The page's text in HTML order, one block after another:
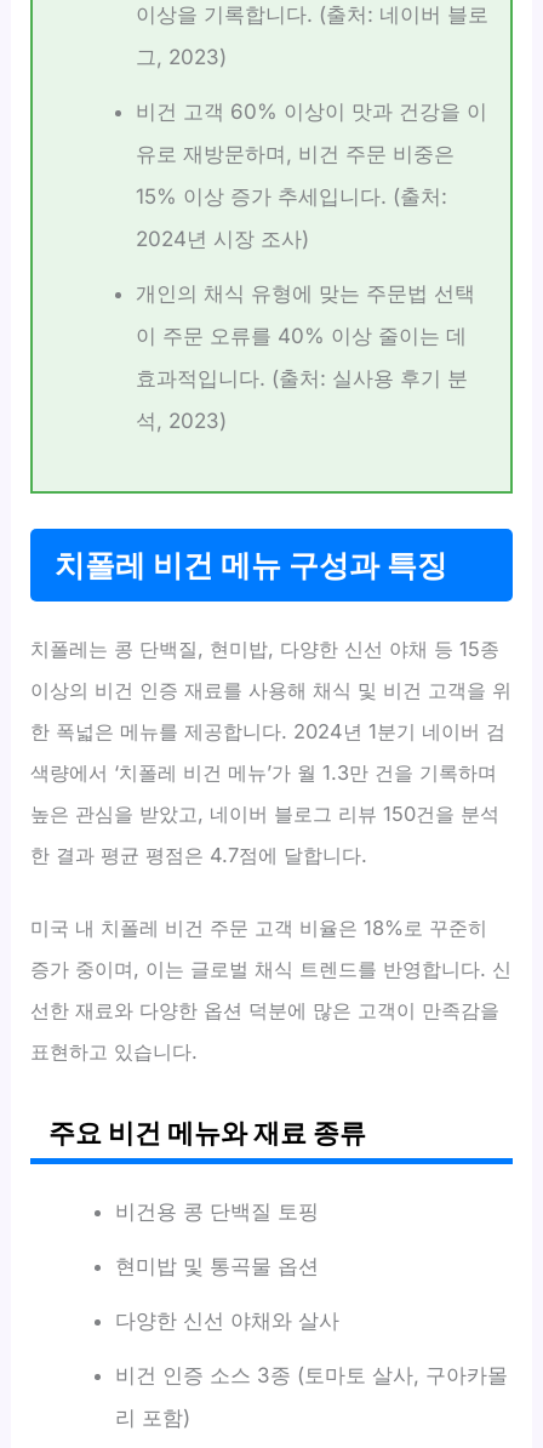
이상을 기록합니다. (출처: 네이버 블로
그, 2023)
비건 고객 60% 이상이 맛과 건강을 이
유로 재방문하며, 비건 주문 비중은
15% 이상 증가 추세입니다. (출처:
2024년 시장 조사)
개인의 채식 유형에 맞는 주문법 선택
이 주문 오류를 40% 이상 줄이는 데
효과적입니다. (출처: 실사용 후기 분
석, 2023)
치폴레 비건 메뉴 구성과 특징
치폴레는 콩 단백질, 현미밥, 다양한 신선 야채 등 15종
이상의 비건 인증 재료를 사용해 채식 및 비건 고객을 위
한 폭넓은 메뉴를 제공합니다. 2024년 1분기 네이버 검
색량에서 ‘치폴레 비건 메뉴’가 월 1.3만 건을 기록하며
높은 관심을 받았고, 네이버 블로그 리뷰 150건을 분석
한 결과 평균 평점은 4.7점에 달합니다.
미국 내 치폴레 비건 주문 고객 비율은 18%로 꾸준히
증가 중이며, 이는 글로벌 채식 트렌드를 반영합니다. 신
선한 재료와 다양한 옵션 덕분에 많은 고객이 만족감을
표현하고 있습니다.
주요 비건 메뉴와 재료 종류
비건용 콩 단백질 토핑
현미밥 및 통곡물 옵션
다양한 신선 야채와 살사
비건 인증 소스 3종 (토마토 살사, 구아카몰
리 포함)